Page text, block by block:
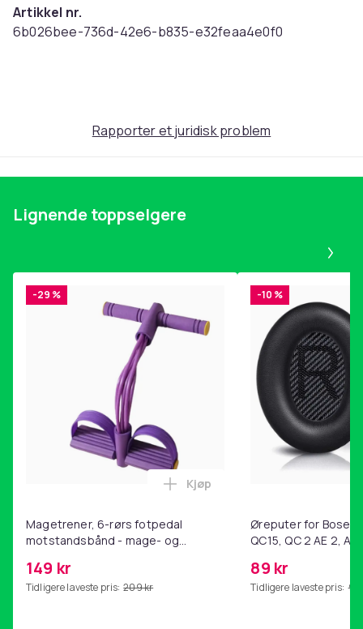
Artikkel nr.
6b026bee-736d-42e6-b835-e32feaa4e0f0
Rapporter et juridisk problem
Lignende toppselgere
-29 %
Magetrener, 6-rørs fotpedal
motstandsbånd - mage- og
hjemmegymnastikk Purple
149 kr
Tidligere laveste pris: 209 kr
Legg Magetrener, 6-rørs
Kjøp
-10 %
Øreputer for Bose
QC15, QC 2 AE 2, AE
89 kr
Tidligere laveste pris: 99